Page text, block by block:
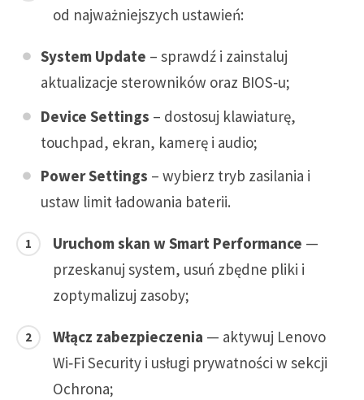
od najważniejszych ustawień:
System Update – sprawdź i zainstaluj
aktualizacje sterowników oraz BIOS‑u;
Device Settings – dostosuj klawiaturę,
touchpad, ekran, kamerę i audio;
Power Settings – wybierz tryb zasilania i
ustaw limit ładowania baterii.
Uruchom skan w Smart Performance —
przeskanuj system, usuń zbędne pliki i
zoptymalizuj zasoby;
Włącz zabezpieczenia — aktywuj Lenovo
Wi‑Fi Security i usługi prywatności w sekcji
Ochrona;